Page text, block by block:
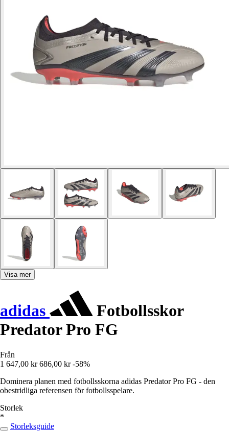
Visa mer
adidas
Fotbollsskor
Predator Pro FG
Från
1 647,00 kr 686,00 kr -58%
Dominera planen med fotbollsskorna adidas Predator Pro FG - den
obestridliga referensen för fotbollsspelare.
Storlek
*
Storleksguide